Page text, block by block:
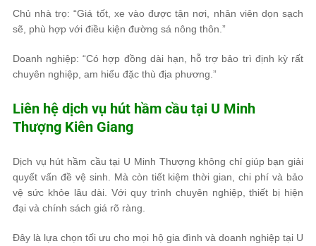
Chủ nhà trọ: “Giá tốt, xe vào được tận nơi, nhân viên dọn sạch
sẽ, phù hợp với điều kiện đường sá nông thôn.”
Doanh nghiệp: “Có hợp đồng dài hạn, hỗ trợ bảo trì định kỳ rất
chuyên nghiệp, am hiểu đặc thù địa phương.”
Liên hệ dịch vụ hút hầm cầu tại U Minh
Thượng Kiên Giang
Dịch vụ hút hầm cầu tại U Minh Thượng không chỉ giúp bạn giải
quyết vấn đề vệ sinh. Mà còn tiết kiệm thời gian, chi phí và bảo
vệ sức khỏe lâu dài. Với quy trình chuyên nghiệp, thiết bị hiện
đại và chính sách giá rõ ràng.
Đây là lựa chọn tối ưu cho mọi hộ gia đình và doanh nghiệp tại U